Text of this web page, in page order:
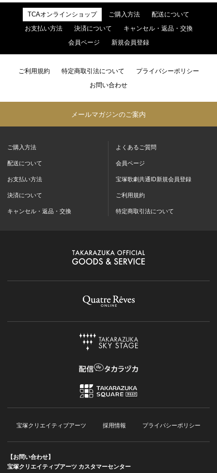
TCAオンラインショップ ご購入方法 配送について
お支払い方法 決済について キャンセル・返品・交換
会員ページ 新規会員登録
ご利用規約 特定商取引法について プライバシーポリシー
お問い合わせ
メールマガジンのご案内
ご購入方法
配送について
お支払い方法
決済について
キャンセル・返品・交換
よくあるご質問
会員ページ
宝塚歌劇共通ID新規会員登録
ご利用規約
特定商取引法について
宝塚クリエイティブアーツ 採用情報 プライバシーポリシー
【お問い合わせ】
宝塚クリエイティブアーツ カスタマーセンター